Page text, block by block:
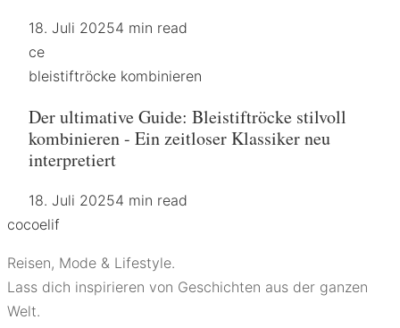
18. Juli 20254 min read
ce
bleistiftröcke kombinieren
Der ultimative Guide: Bleistiftröcke stilvoll
kombinieren - Ein zeitloser Klassiker neu
interpretiert
18. Juli 20254 min read
cocoelif
Reisen, Mode & Lifestyle.
Lass dich inspirieren von Geschichten aus der ganzen
Welt.